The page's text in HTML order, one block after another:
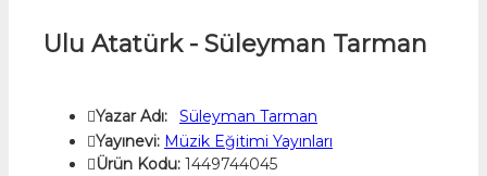
Ulu Atatürk - Süleyman Tarman
Yazar Adı:
Süleyman Tarman
Yayınevi: Müzik Eğitimi Yayınları
Ürün Kodu: 1449744045